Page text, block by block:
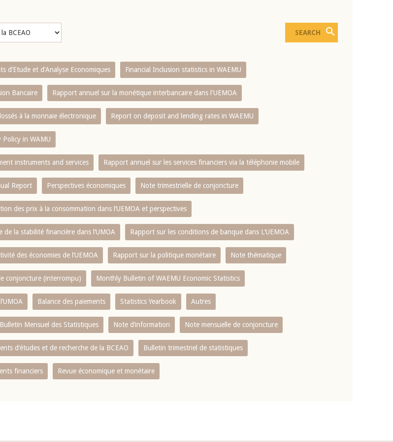
d’Etude et d’Analyse Economiques Financial Inclusion statistics in WAEMU
Bancaire Rapport annuel sur la monétique interbancaire dans l'UEMOA
à la monnaie électronique Report on deposit and lending rates in WAEMU
in WAMU
instruments and services Rapport annuel sur les services financiers via la téléphonie mobile
Report Perspectives économiques Note trimestrielle de conjoncture
des prix à la consommation dans l‘UEMOA et perspectives
de la stabilité financière dans l‘UMOA Rapport sur les conditions de banque dans L‘UEMOA
des économies de l‘UEMOA Rapport sur la politique monétaire Note thématique
conjoncture (interrompu) Monthly Bulletin of WAEMU Economic Statistics
Balance des paiements Statistics Yearbook Autres
Bulletin Mensuel des Statistiques Note d’information Note mensuelle de conjoncture
d’études et de recherche de la BCEAO Bulletin trimestriel de statistiques
financiers Revue économique et monétaire